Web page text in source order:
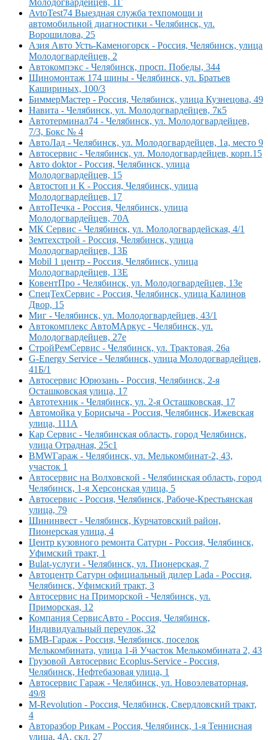
AvtoTest74 Выездная служба техпомощи и
автомобильной диагностики - Челябинск, ул.
Ворошилова, 25
Азия Авто Усть-Каменогорск - Россия, Челябинск, улица
Молодогвардейцев, 2
Автокомпэкс - Челябинск, просп. Победы, 344
Шиномонтаж 174 шины - Челябинск, ул. Братьев
Кашириных, 100/3
БиммерМастер - Россия, Челябинск, улица Кузнецова, 49
Навита - Челябинск, ул. Молодогвардейцев, 7к5
Автотерминал74 - Челябинск, ул. Молодогвардейцев,
7/3, Бокс № 4
АвтоЛад - Челябинск, ул. Молодогвардейцев, 1а, место 9
Автосервис - Челябинск, ул. Молодогвардейцев, корп.15
Авто doktor - Россия, Челябинск, улица
Молодогвардейцев, 15
Автостоп и К - Россия, Челябинск, улица
Молодогвардейцев, 17
АвтоПечка - Россия, Челябинск, улица
Молодогвардейцев, 70А
МК Сервис - Челябинск, ул. Молодогвардейская, 4/1
Земтехстрой - Россия, Челябинск, улица
Молодогвардейцев, 13Б
Mobil 1 центр - Россия, Челябинск, улица
Молодогвардейцев, 13Е
КовентПро - Челябинск, ул. Молодогвардейцев, 13е
СпецТехСервис - Россия, Челябинск, улица Калинов
Двор, 15
Миг - Челябинск, ул. Молодогвардейцев, 43/1
Автокомплекс АвтоМАркус - Челябинск, ул.
Молодогвардейцев, 27е
СтройРемСервис - Челябинск, ул. Трактовая, 26а
G-Energy Service - Челябинск, улица Молодогвардейцев,
41Б/1
Автосервис Юрюзань - Россия, Челябинск, 2-я
Осташковская улица, 17
Автотехник - Челябинск, ул. 2-я Осташковская, 17
Автомойка у Борисыча - Россия, Челябинск, Ижевская
улица, 111А
Кар Сервис - Челябинская область, город Челябинск,
улица Отрадная, 25с1
BMWГараж - Челябинск, ул. Мелькомбинат-2, 43,
участок 1
Автосервис на Волховской - Челябинская область, город
Челябинск, 1-я Херсонская улица, 5
Автосервис - Россия, Челябинск, Рабоче-Крестьянская
улица, 79
Шининвест - Челябинск, Курчатовский район,
Пионерская улица, 4
Центр кузовного ремонта Сатурн - Россия, Челябинск,
Уфимский тракт, 1
Bulat-услуги - Челябинск, ул. Пионерская, 7
Автоцентр Сатурн официальный дилер Lada - Россия,
Челябинск, Уфимский тракт, 3
Автосервис на Приморской - Челябинск, ул.
Приморская, 12
Компания СервисАвто - Россия, Челябинск,
Индивидуальный переулок, 32
БМВ-Гараж - Россия, Челябинск, поселок
Мелькомбината, улица 1-й Участок Мелькомбината 2, 43
Грузовой Автосервис Ecoplus-Service - Россия,
Челябинск, Нефтебазовая улица, 1
Автосервис Гараж - Челябинск, ул. Новоэлеваторная,
49/8
M-Revolution - Россия, Челябинск, Свердловский тракт,
4
Авторазбор Рикам - Россия, Челябинск, 1-я Теннисная
улица, 4А, скл. 27